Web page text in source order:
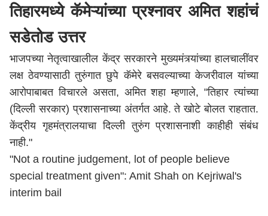
तिहारमध्ये कॅमेऱ्यांच्या प्रश्नावर अमित शहांचं
सडेतोड उत्तर
भाजपच्या नेतृत्वाखालील केंद्र सरकारने मुख्यमंत्र्यांच्या हालचालींवर
लक्ष ठेवण्यासाठी तुरुंगात छुपे कॅमेरे बसवल्याच्या केजरीवाल यांच्या
आरोपाबाबत विचारले असता, अमित शहा म्हणाले, "तिहार त्यांच्या
(दिल्ली सरकार) प्रशासनाच्या अंतर्गत आहे. ते खोटे बोलत राहतात.
केंद्रीय गृहमंत्रालयाचा दिल्ली तुरुंग प्रशासनाशी काहीही संबंध
नाही."
"Not a routine judgement, lot of people believe
special treatment given": Amit Shah on Kejriwal's
interim bail